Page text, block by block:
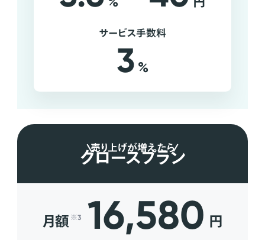
サービス手数料
3 %
売り上げが増えたら
グロースプラン
月額 ※3 16,580 円